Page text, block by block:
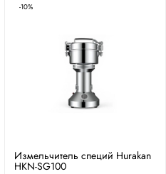
-10%
Измельчитель специй Hurakan
HKN-SG100